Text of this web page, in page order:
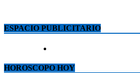
ESPACIO PUBLICITARIO
HOROSCOPO HOY